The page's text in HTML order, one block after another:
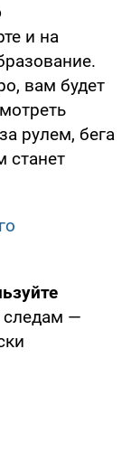
и на
вам будет
рулем, бега
станет
следам —